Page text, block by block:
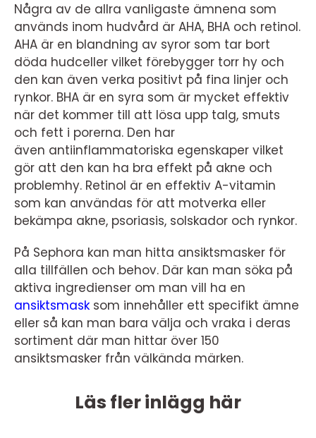
Några av de allra vanligaste ämnena som
används inom hudvård är AHA, BHA och retinol.
AHA är en blandning av syror som tar bort
döda hudceller vilket förebygger torr hy och
den kan även verka positivt på fina linjer och
rynkor. BHA är en syra som är mycket effektiv
när det kommer till att lösa upp talg, smuts
och fett i porerna. Den har
även antiinflammatoriska egenskaper vilket
gör att den kan ha bra effekt på akne och
problemhy. Retinol är en effektiv A-vitamin
som kan användas för att motverka eller
bekämpa akne, psoriasis, solskador och rynkor.
På Sephora kan man hitta ansiktsmasker för
alla tillfällen och behov. Där kan man söka på
aktiva ingredienser om man vill ha en
ansiktsmask som innehåller ett specifikt ämne
eller så kan man bara välja och vraka i deras
sortiment där man hittar över 150
ansiktsmasker från välkända märken.
Läs fler inlägg här